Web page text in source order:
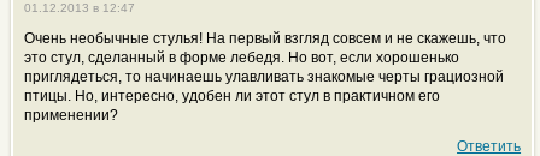
01.12.2013 в 12:47
Очень необычные стулья! На первый взгляд совсем и не скажешь, что
это стул, сделанный в форме лебедя. Но вот, если хорошенько
приглядеться, то начинаешь улавливать знакомые черты грациозной
птицы. Но, интересно, удобен ли этот стул в практичном его
применении?
Ответить